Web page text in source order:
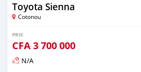
Toyota Sienna
Cotonou
PRIX
CFA3 700 000
N/A